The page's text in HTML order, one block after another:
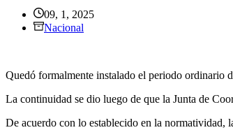
09, 1, 2025
Nacional
Quedó formalmente instalado el periodo ordinario
La continuidad se dio luego de que la Junta de
De acuerdo con lo establecido en la normatividad,